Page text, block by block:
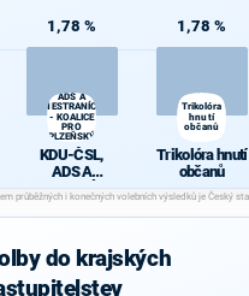
1,78 %
ADS A
NESTRANÍCI
- KOALICE
PRO
PLZEŇSKÝ
KRAJ
KDU-ČSL,
ADS A
NESTRANÍCI -
KOALICE PRO
PLZEŇSKÝ
1,78 %
Trikolóra
hnutí
občanů
Trikolóra hnutí
občanů
do krajských